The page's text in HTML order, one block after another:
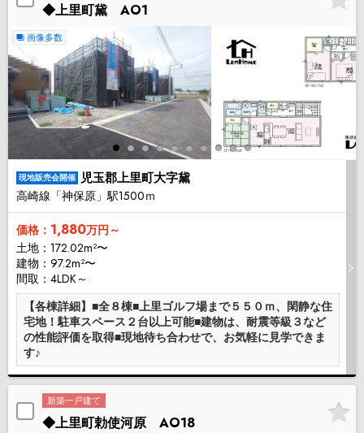
◆上里町黛 AO1
画像多数
現地販売会開催 児玉郡上里町大字黛
高崎線「神保原」駅1500ｍ
価格： 1,880万円～
土地：172.02m²〜
建物：97.2m²〜
間取：4LDK～
【各棟詳細】■全８棟■上里ゴルフ場まで５５０ｍ、閑静な住
宅地！駐車スペース２台以上可能■建物は、耐震等級３など
の性能評価を取得■現地待ち合わせで、お気軽に見学できま
す♪
新築一戸建て
◆上里町勅使河原 AO18